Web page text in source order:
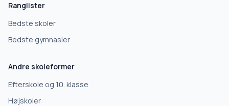
Ranglister
Bedste skoler
Bedste gymnasier
Andre skoleformer
Efterskole og 10. klasse
Højskoler